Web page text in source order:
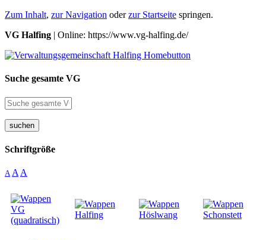
Zum Inhalt, zur Navigation oderzur Startseite springen.
VG Halfing | Online: https://www.vg-halfing.de/
Suche gesamte VG
suchen
Schriftgröße
A A A